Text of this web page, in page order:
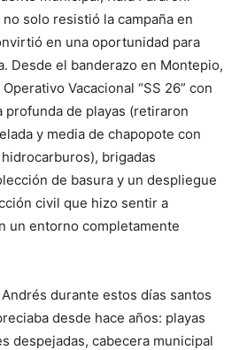
solo resistió la campaña en
en una oportunidad para
Desde el banderazo en Montepio,
Vacacional “SS 26” con
profunda de playas (retiraron
y media de chapopote con
brigadas
de basura y un despliegue
civil que hizo sentir a
un entorno completamente
durante estos días santos
desde hace años: playas
despejadas, cabecera municipal